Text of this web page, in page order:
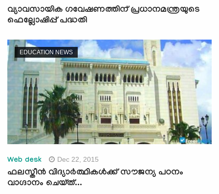
വ്യാവസായിക ഗവേഷണത്തിന് പ്രധാനമന്ത്രയുടെ
ഫെല്ലോഷിപ്പ് പദ്ധതി
EDUCATION NEWS
Web desk Dec 22, 2015
ഫലസ്തീന്‍ വിദ്യാര്‍ത്ഥികള്‍ക്ക് സൗജന്യ പഠനം
വാഗ്ദാനം ചെയ്ത്...